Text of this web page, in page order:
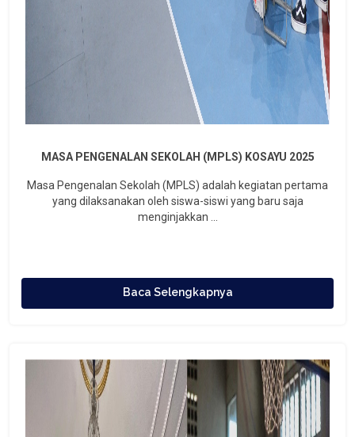
MASA PENGENALAN SEKOLAH (MPLS) KOSAYU 2025
Masa Pengenalan Sekolah (MPLS) adalah kegiatan pertama
yang dilaksanakan oleh siswa-siswi yang baru saja
menginjakkan ...
Baca Selengkapnya